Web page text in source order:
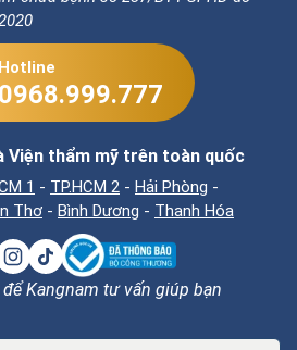
chữa bệnh số 287/BYT-GPHĐ do
Viện thẩm mỹ trên toàn quốc
1-TP.HCM 2 -Hải Phòng-